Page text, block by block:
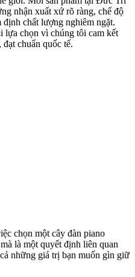
nhận xuất xứ rõ ràng, chế độ
chất lượng nghiêm ngặt.
lựa chọn vì chúng tôi cam kết
chuẩn quốc tế.
chọn một cây đàn piano
là một quyết định liên quan
những giá trị bạn muốn gìn giữ